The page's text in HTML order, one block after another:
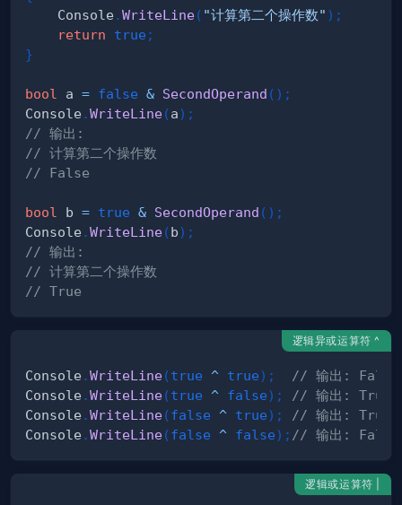
    Console
.WriteLine( "计算第二个操作数" ) ;
return
true ;
}
bool a = false & SecondOperand ( ) ;
Console .WriteLine(a) ;
// 输出:
// 计算第二个操作数
// False
bool b = true & SecondOperand ( ) ;
Console .WriteLine(b) ;
// 输出:
// 计算第二个操作数
// True
逻辑异或运算符 ^
Console .WriteLine(true ^ true) ;
// 输出: False
Console .WriteLine(true ^ false) ;
// 输出: True
Console .WriteLine(false ^ true) ;
// 输出: True
Console .WriteLine(false ^ false) ; // 输出: False
逻辑或运算符 |